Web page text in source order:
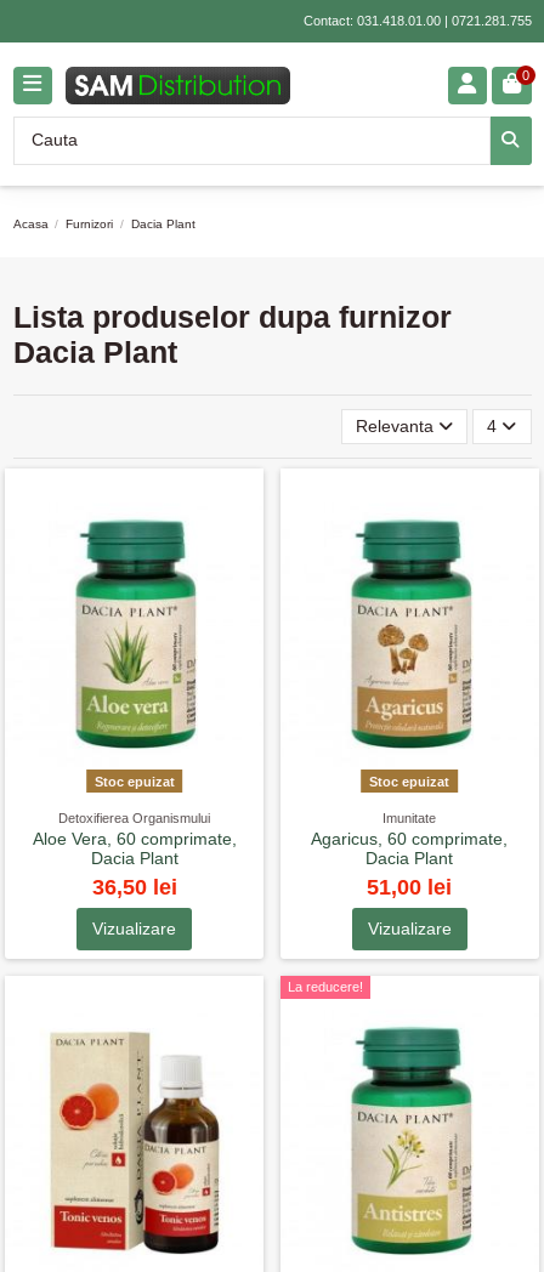
Contact: 031.418.01.00| 0721.281.755
0
Acasa Furnizori Dacia Plant
Lista produselor dupa furnizor
Dacia Plant
Relevanta 4
Stoc epuizat
Detoxifierea Organismului
Aloe Vera, 60 comprimate,
Dacia Plant
36,50 lei
Vizualizare
Stoc epuizat
Imunitate
Agaricus, 60 comprimate,
Dacia Plant
51,00 lei
Vizualizare
La reducere!